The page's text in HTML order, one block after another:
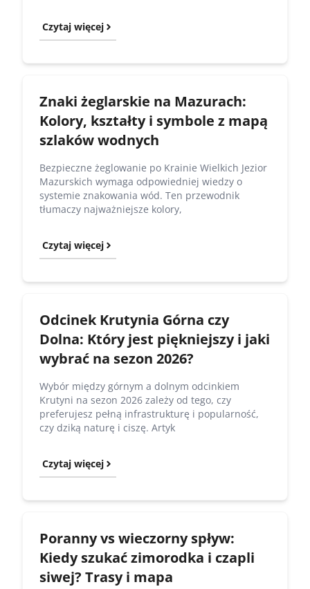
Czytaj więcej
Znaki żeglarskie na Mazurach:
Kolory, kształty i symbole z mapą
szlaków wodnych
Bezpieczne żeglowanie po Krainie Wielkich Jezior
Mazurskich wymaga odpowiedniej wiedzy o
systemie znakowania wód. Ten przewodnik
tłumaczy najważniejsze kolory,
Czytaj więcej
Odcinek Krutynia Górna czy
Dolna: Który jest piękniejszy i jaki
wybrać na sezon 2026?
Wybór między górnym a dolnym odcinkiem
Krutyni na sezon 2026 zależy od tego, czy
preferujesz pełną infrastrukturę i popularność,
czy dziką naturę i ciszę. Artyk
Czytaj więcej
Poranny vs wieczorny spływ:
Kiedy szukać zimorodka i czapli
siwej? Trasy i mapa